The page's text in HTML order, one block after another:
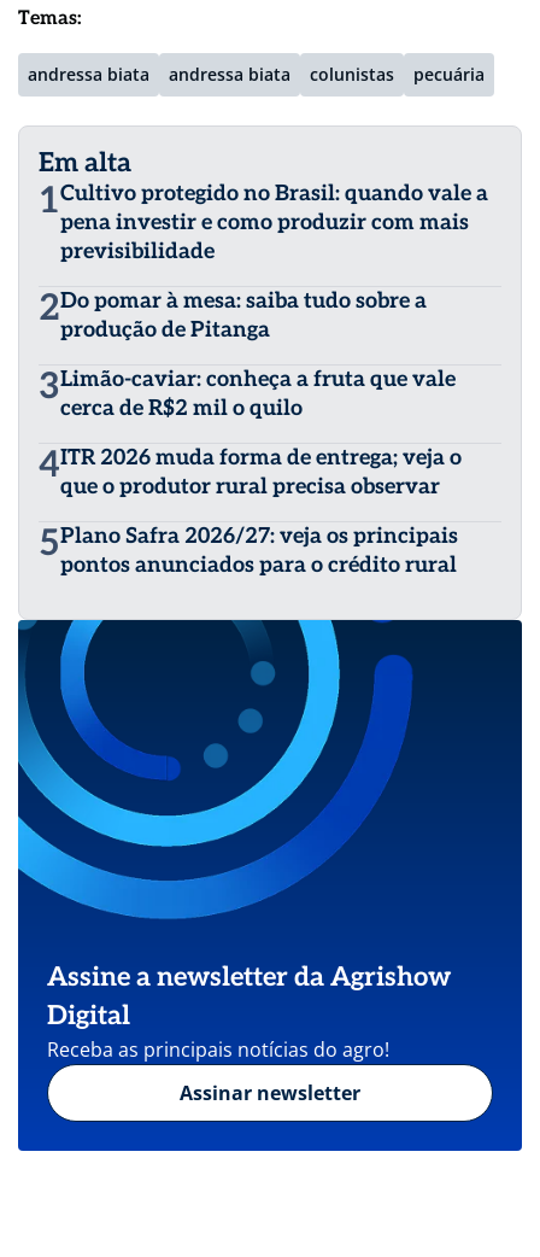
Temas:
andressa biata andressa biata colunistas pecuária
Em alta
1Cultivo protegido no Brasil: quando vale a
pena investir e como produzir com mais
previsibilidade
2Do pomar à mesa: saiba tudo sobre a
produção de Pitanga
3Limão-caviar: conheça a fruta que vale
cerca de R$2 mil o quilo
4ITR 2026 muda forma de entrega; veja o
que o produtor rural precisa observar
5Plano Safra 2026/27: veja os principais
pontos anunciados para o crédito rural
Assine a newsletter da Agrishow
Digital
Receba as principais notícias do agro!
Assinar newsletter